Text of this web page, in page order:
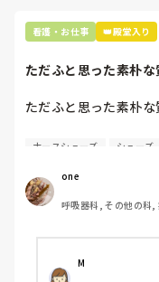
看護・お仕事 👑殿堂入り
ただふと思った素朴
ただふと思った素朴な
自費購入するナース
わたしの職場の指定は
すぐに汚くなるので
半年〜1年未満で交換
職場の人が「ナース
ナースシューズ シューズ
one
呼吸器科, その他の科
M